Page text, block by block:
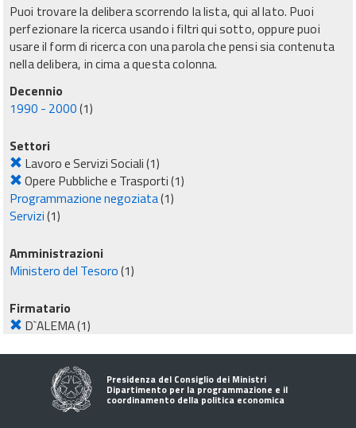
Puoi trovare la delibera scorrendo la lista, qui al lato. Puoi
perfezionare la ricerca usando i filtri qui sotto, oppure puoi
usare il form di ricerca con una parola che pensi sia contenuta
nella delibera, in cima a questa colonna.
Decennio
1990 - 2000(1)
Settori
Lavoro e Servizi Sociali(1)
Opere Pubbliche e Trasporti(1)
Programmazione negoziata(1)
Servizi(1)
Amministrazioni
Ministero del Tesoro(1)
Firmatario
D`ALEMA(1)
Presidenza del Consiglio dei Ministri
Dipartimento per la programmazione e il
coordinamento della politica economica